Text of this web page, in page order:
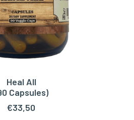
AAN WINKELWAGEN
Heal All
Capsules)
€33,50